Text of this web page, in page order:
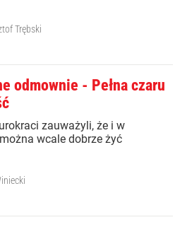
Trębski
odmownie - Pełna czaru
zauważyli, że i w
wcale dobrze żyć